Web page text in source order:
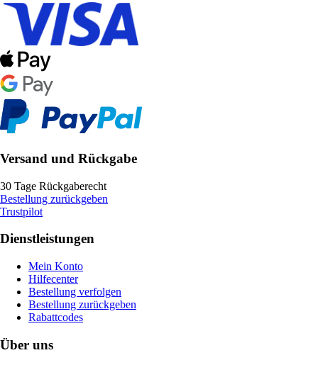
Versand und Rückgabe
30 Tage Rückgaberecht
Bestellung zurückgeben
Trustpilot
Dienstleistungen
Mein Konto
Hilfecenter
Bestellung verfolgen
Bestellung zurückgeben
Rabattcodes
Über uns